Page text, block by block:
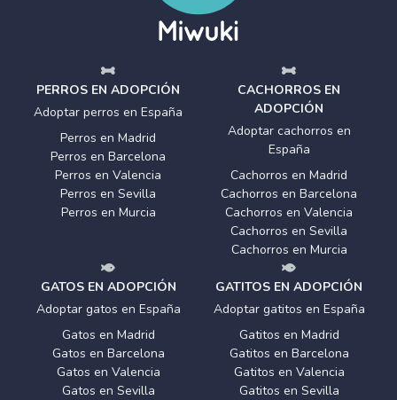
PERROS EN ADOPCIÓN
Adoptar perros en España
Perros en Madrid
Perros en Barcelona
Perros en Valencia
Perros en Sevilla
Perros en Murcia
CACHORROS EN
ADOPCIÓN
Adoptar cachorros en
España
Cachorros en Madrid
Cachorros en Barcelona
Cachorros en Valencia
Cachorros en Sevilla
Cachorros en Murcia
GATOS EN ADOPCIÓN
Adoptar gatos en España
Gatos en Madrid
Gatos en Barcelona
Gatos en Valencia
Gatos en Sevilla
GATITOS EN ADOPCIÓN
Adoptar gatitos en España
Gatitos en Madrid
Gatitos en Barcelona
Gatitos en Valencia
Gatitos en Sevilla